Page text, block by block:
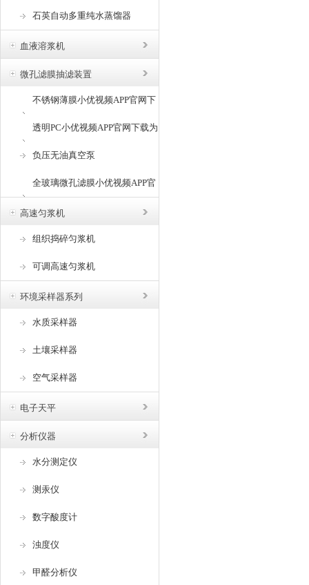
石英自动多重纯水蒸馏器
血液溶浆机
微孔滤膜抽滤装置
不锈钢薄膜小优视频APP官网下
载为爱而生
透明PC小优视频APP官网下载为
爱而生
负压无油真空泵
全玻璃微孔滤膜小优视频APP官
网下载为爱而生
高速匀浆机
组织捣碎匀浆机
可调高速匀浆机
环境采样器系列
水质采样器
土壤采样器
空气采样器
电子天平
分析仪器
水分测定仪
测汞仪
数字酸度计
浊度仪
甲醛分析仪